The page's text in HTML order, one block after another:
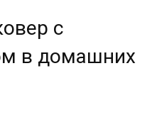
с
в домашних